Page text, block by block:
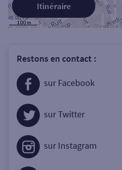
Itinéraire
Restons en contact :
sur Facebook
sur Twitter
sur Instagram